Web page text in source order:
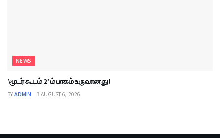
NEWS
‘மூடர் கூடம் 2’ ம் பாகம் உருவானது!
BY ADMIN AUGUST 6, 2026